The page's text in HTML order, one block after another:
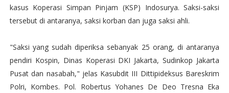
kasus Koperasi Simpan Pinjam (KSP) Indosurya. Saksi-saksi
tersebut di antaranya, saksi korban dan juga saksi ahli.
"Saksi yang sudah diperiksa sebanyak 25 orang, di antaranya
pendiri Kospin, Dinas Koperasi DKI Jakarta, Sudinkop Jakarta
Pusat dan nasabah," jelas Kasubdit III Dittipideksus Bareskrim
Polri, Kombes. Pol. Robertus Yohanes De Deo Tresna Eka